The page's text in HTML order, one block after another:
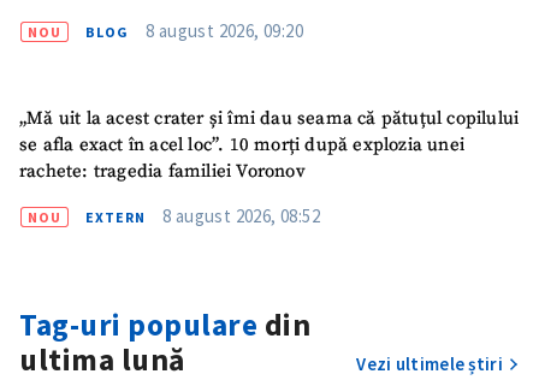
NOU BLOG 8 august 2026, 09:20
„Mă uit la acest crater și îmi dau seama că pătuțul copilului
se afla exact în acel loc”. 10 morți după explozia unei
rachete: tragedia familiei Voronov
NOU EXTERN 8 august 2026, 08:52
Tag-uri populare din
ultima lună
Vezi ultimele știri
Fotografie
+ Încarcă imagine
Mesajul știrei
+ Mesajul știrei
Sursă anonimă